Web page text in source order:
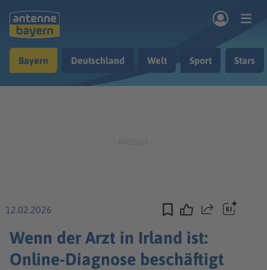
Musik & Radio
Bayern Deutschland Welt Sport Stars
12.02.2026 Teilen
Wenn der Arzt in Irland ist:
Online-Diagnose beschäftigt